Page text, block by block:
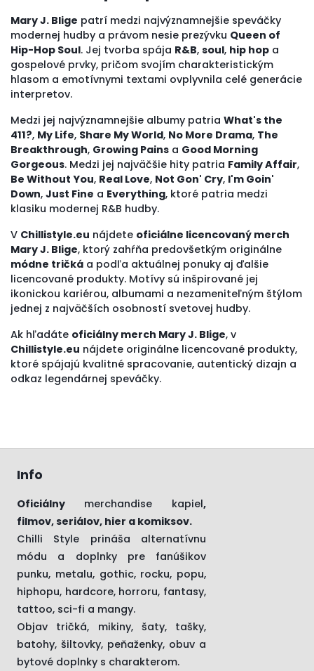
Mary J. Blige patrí medzi najvýznamnejšie speváčky
modernej hudby a právom nesie prezývku Queen of
Hip-Hop Soul. Jej tvorba spája R&B,soul, hip hop a
gospelové prvky, pričom svojím charakteristickým
hlasom a emotívnymi textami ovplyvnila celé generácie
interpretov.
Medzi jej najvýznamnejšie albumy patriaWhat's the
411?, My Life, Share My World, No More Drama, The
Breakthrough, Growing Pains a Good Morning
Gorgeous. Medzi jej najväčšie hity patria Family Affair,
Be Without You, Real Love, Not Gon' Cry, I'm Goin'
Down,Just Fine a Everything, ktoré patria medzi
klasiku modernej R&B hudby.
V Chillistyle.eu nájdete oficiálne licencovaný merch
Mary J. Blige, ktorý zahŕňa predovšetkým originálne
módne tričká a podľa aktuálnej ponuky aj ďalšie
licencované produkty. Motívy sú inšpirované jej
ikonickou kariérou, albumami a nezameniteľným štýlom
jednej z najväčších osobností svetovej hudby.
Ak hľadáte oficiálny merch Mary J. Blige, v
Chillistyle.eu nájdete originálne licencované produkty,
ktoré spájajú kvalitné spracovanie, autentický dizajn a
odkaz legendárnej speváčky.
Info
Oficiálny merchandise kapiel,
filmov, seriálov, hier a komiksov.
Chilli Style prináša alternatívnu
módu a doplnky pre fanúšikov
punku, metalu, gothic, rocku, popu,
hiphopu, hardcore, horroru, fantasy,
tattoo, sci-fi a mangy.
Objav tričká, mikiny, šaty, tašky,
batohy, šiltovky, peňaženky, obuv a
bytové doplnky s charakterom.